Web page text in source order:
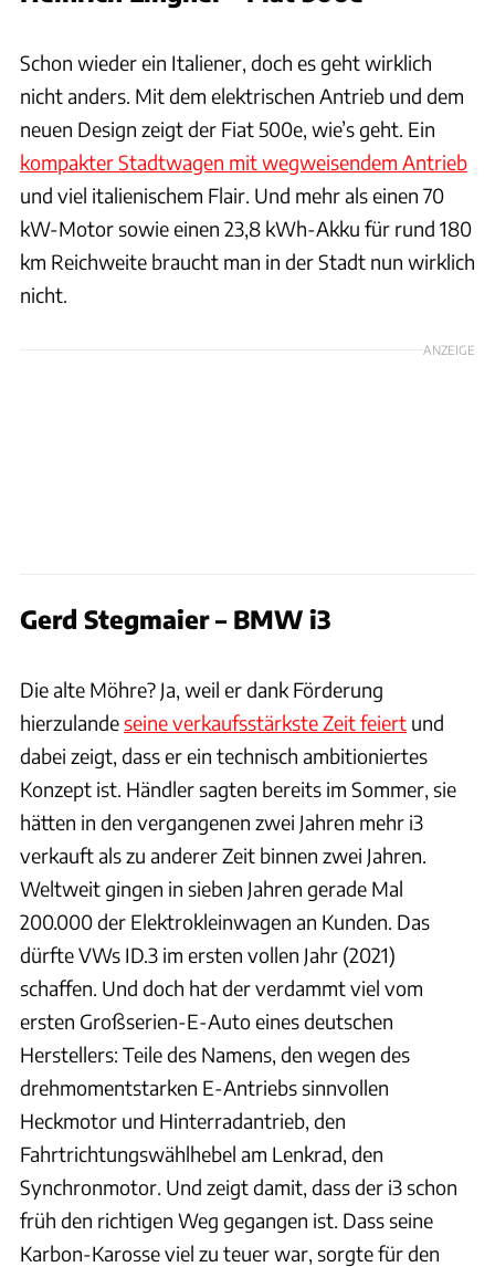
Hersteller / Patrick Lang
Schon wieder ein Italiener, doch es geht wirklich
nicht anders. Mit dem elektrischen Antrieb und dem
neuen Design zeigt der Fiat 500e, wie’s geht. Ein
kompakter Stadtwagen mit wegweisendem Antrieb
und viel italienischem Flair. Und mehr als einen 70
kW-Motor sowie einen 23,8 kWh-Akku für rund 180
km Reichweite braucht man in der Stadt nun wirklich
nicht.
ANZEIGE
Gerd Stegmaier – BMW i3
Die alte Möhre? Ja, weil er dank Förderung
hierzulandeseine verkaufsstärkste Zeit feiert und
dabei zeigt, dass er ein technisch ambitioniertes
Konzept ist. Händler sagten bereits im Sommer, sie
hätten in den vergangenen zwei Jahren mehr i3
verkauft als zu anderer Zeit binnen zwei Jahren.
Weltweit gingen in sieben Jahren gerade Mal
200.000 der Elektrokleinwagen an Kunden. Das
dürfte VWs ID.3 im ersten vollen Jahr (2021)
schaffen. Und doch hat der verdammt viel vom
ersten Großserien-E-Auto eines deutschen
Herstellers: Teile des Namens, den wegen des
drehmomentstarken E-Antriebs sinnvollen
Heckmotor und Hinterradantrieb, den
Fahrtrichtungswählhebel am Lenkrad, den
Synchronmotor. Und zeigt damit, dass der i3 schon
früh den richtigen Weg gegangen ist. Dass seine
Karbon-Karosse viel zu teuer war, sorgte für den